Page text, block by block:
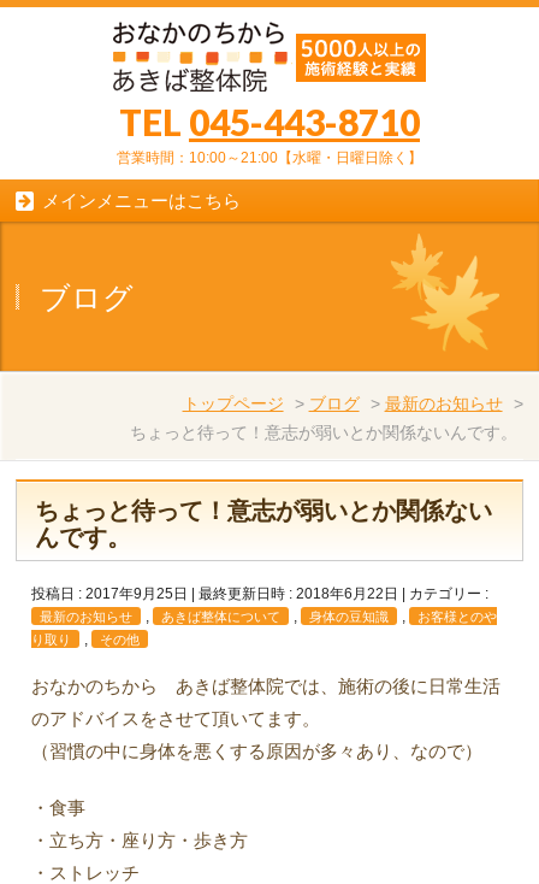
TEL 045-443-8710
営業時間：10:00～21:00【水曜・日曜日除く】
メインメニューはこちら
ブログ
トップページ > ブログ > 最新のお知らせ >
ちょっと待って！意志が弱いとか関係ないんです。
ちょっと待って！意志が弱いとか関係ない
んです。
投稿日 : 2017年9月25日 最終更新日時 : 2018年6月22日 カテゴリー :
最新のお知らせ あきば整体について 身体の豆知識
お客様とのや
り取り
その他
おなかのちから あきば整体院では、施術の後に日常生活
のアドバイスをさせて頂いてます。
（習慣の中に身体を悪くする原因が多々あり、なので）
・食事
・立ち方・座り方・歩き方
・ストレッチ